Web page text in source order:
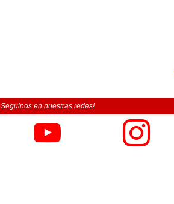
Seguinos en nuestras redes!